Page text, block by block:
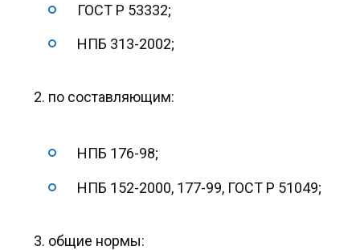
ГОСТ Р 53332;
НПБ 313-2002;
по составляющим:
НПБ 176-98;
НПБ 152-2000, 177-99, ГОСТ Р 51049;
общие нормы: